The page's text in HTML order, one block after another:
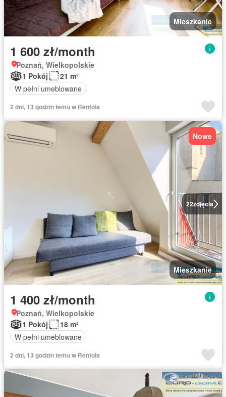
Mieszkanie
1 600 zł/month
Poznań, Wielkopolskie
1 Pokój
21 m²
W pełni umeblowane
2 dni, 13 godzin temu w Rentola
22zdjęcia
Nowe
Mieszkanie
1 400 zł/month
Poznań, Wielkopolskie
1 Pokój
18 m²
W pełni umeblowane
2 dni, 13 godzin temu w Rentola